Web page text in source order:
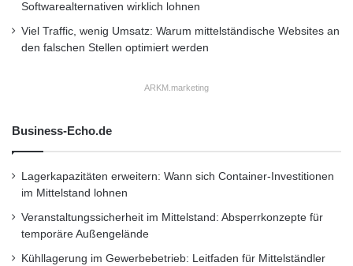
Softwarealternativen wirklich lohnen
Viel Traffic, wenig Umsatz: Warum mittelständische Websites an
den falschen Stellen optimiert werden
ARKM.marketing
Business-Echo.de
Lagerkapazitäten erweitern: Wann sich Container-Investitionen
im Mittelstand lohnen
Veranstaltungssicherheit im Mittelstand: Absperrkonzepte für
temporäre Außengelände
Kühllagerung im Gewerbebetrieb: Leitfaden für Mittelständler